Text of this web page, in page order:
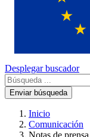
Desplegar buscador
Enviar búsqueda
Inicio
Comunicación